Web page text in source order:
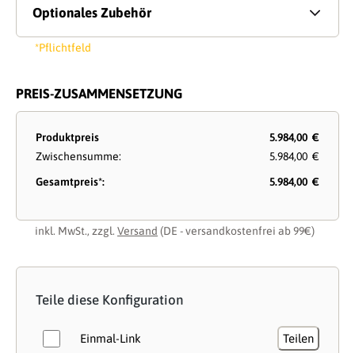
Optionales Zubehör
*Pflichtfeld
PREIS-ZUSAMMENSETZUNG
Produktpreis
5.984,00 €
Zwischensumme:
5.984,00 €
Gesamtpreis*:
5.984,00 €
inkl. MwSt., zzgl. Versand (DE - versandkostenfrei ab 99€)
Teile diese Konfiguration
Einmal-Link Teilen